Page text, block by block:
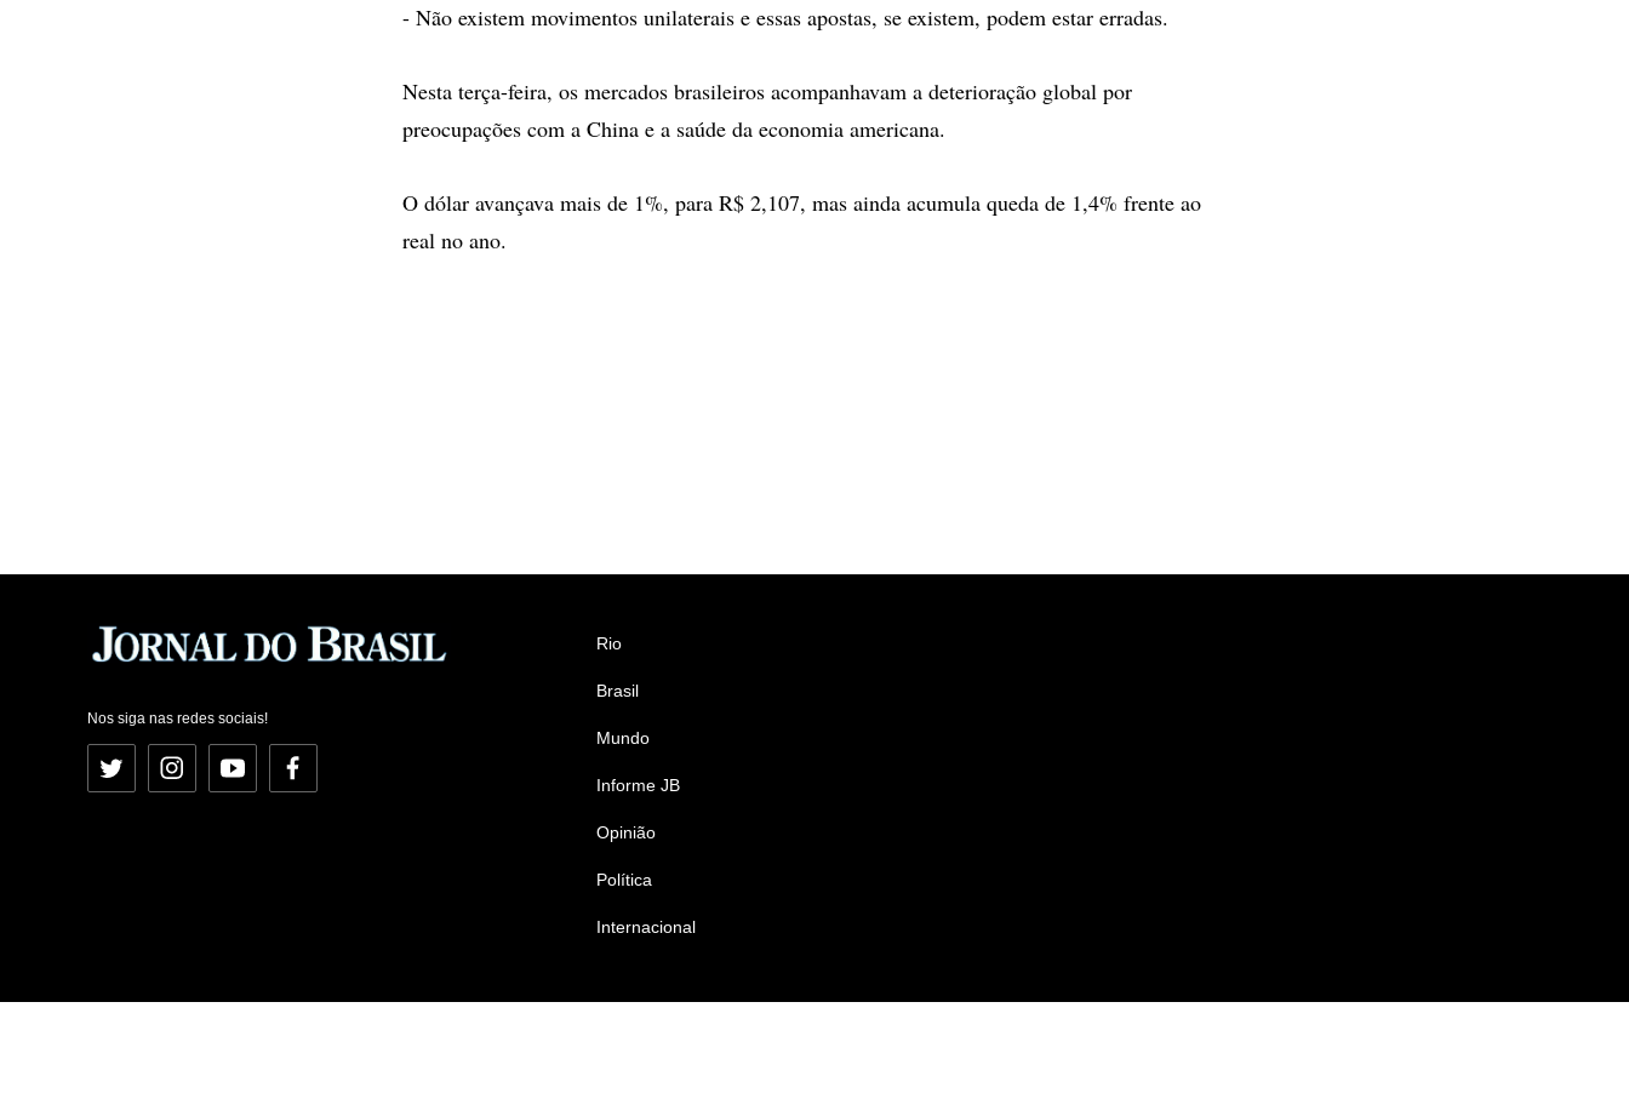
- Não existem movimentos unilaterais e essas apostas, se existem, podem estar erradas.
Nesta terça-feira, os mercados brasileiros acompanhavam a deterioração global por
preocupações com a China e a saúde da economia americana.
O dólar avançava mais de 1%, para R$ 2,107, mas ainda acumula queda de 1,4% frente ao
real no ano.
Nos siga nas redes sociais!
Twitter InstagramYouTubeFacebook
Rio
Brasil
Mundo
Informe JB
Opinião
Política
Internacional